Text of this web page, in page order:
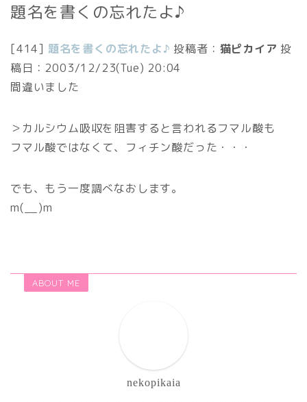
題名を書くの忘れたよ♪
[414] 題名を書くの忘れたよ♪ 投稿者： 猫ピカイア 投
稿日： 2003/12/23(Tue) 20:04
間違いました
＞カルシウム吸収を阻害すると言われるフマル酸も
フマル酸ではなくて、フィチン酸だった・・・
でも、もう一度調べなおします。
m(__)m
ABOUT ME
nekopikaia